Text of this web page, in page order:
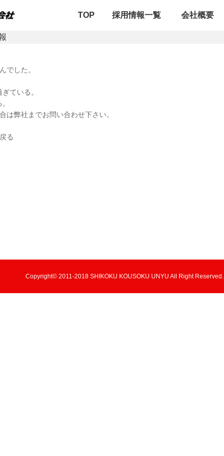
TOP 採用情報一覧 会社概要
でした。
ている。
は弊社までお問い合わせ下さい。
る
Copyright© 2011-2018 SHIKOKU KOUSOKU UNYU All Right Reserved.